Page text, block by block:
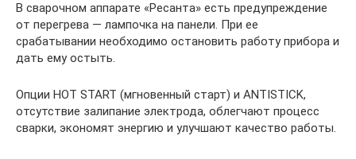
В сварочном аппарате «Ресанта» есть предупреждение
от перегрева — лампочка на панели. При ее
срабатывании необходимо остановить работу прибора и
дать ему остыть.
Опции HOT START (мгновенный старт) и ANTISTICK,
отсутствие залипание электрода, облегчают процесс
сварки, экономят энергию и улучшают качество работы.